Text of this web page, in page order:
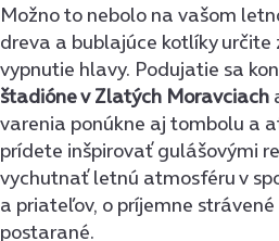
Možno to nebolo na vašom
dreva a bublajúce kotlíky určite
vypnutie hlavy. Podujatie sa
štadióne v Zlatých Moravciach
varenia ponúkne aj tombolu a
prídete inšpirovať gulášovými
vychutnať letnú atmosféru v
a priateľov, o príjemne
postarané.